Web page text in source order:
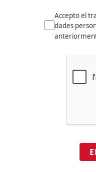
Accepto el
dades